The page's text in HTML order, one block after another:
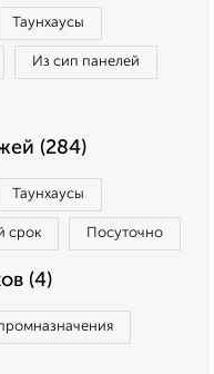
Таунхаусы
Из сип панелей
(284)
Таунхаусы
срок Посуточно
(4)